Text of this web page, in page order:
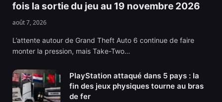
fois la sortie du jeu au 19 novembre 2026
août 7, 2026
L’attente autour de Grand Theft Auto 6 continue de faire
monter la pression, mais Take-Two…
PlayStation attaqué dans 5 pays : la
fin des jeux physiques tourne au bras
de fer